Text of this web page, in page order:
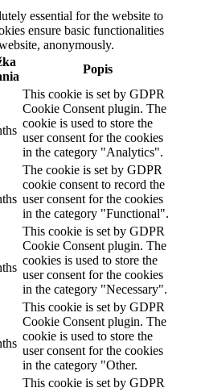
essential for the website to
ensure basic functionalities
anonymously.
Popis
This cookie is set by GDPR
Cookie Consent plugin. The
cookie is used to store the
user consent for the cookies
in the category "Analytics".
The cookie is set by GDPR
cookie consent to record the
user consent for the cookies
in the category "Functional".
This cookie is set by GDPR
Cookie Consent plugin. The
cookies is used to store the
user consent for the cookies
in the category "Necessary".
This cookie is set by GDPR
Cookie Consent plugin. The
cookie is used to store the
user consent for the cookies
in the category "Other.
This cookie is set by GDPR